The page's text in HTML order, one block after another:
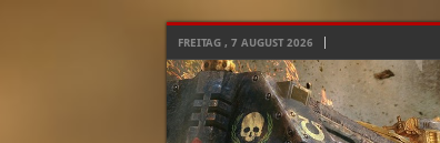
FREITAG , 7 AUGUST 2026